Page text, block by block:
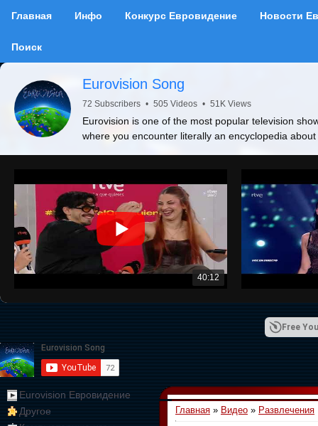
Главная Инфо Конкурс Евровидение Новости
Поиск
Eurovision Song
72 Subscribers • 505 Videos • 51K Views
Eurovision is one of the most popular television
where you encounter literally an encyclopedia
40:12
Free
Eurovision Евровидение
Другое
Главная » Видео » Развлечения